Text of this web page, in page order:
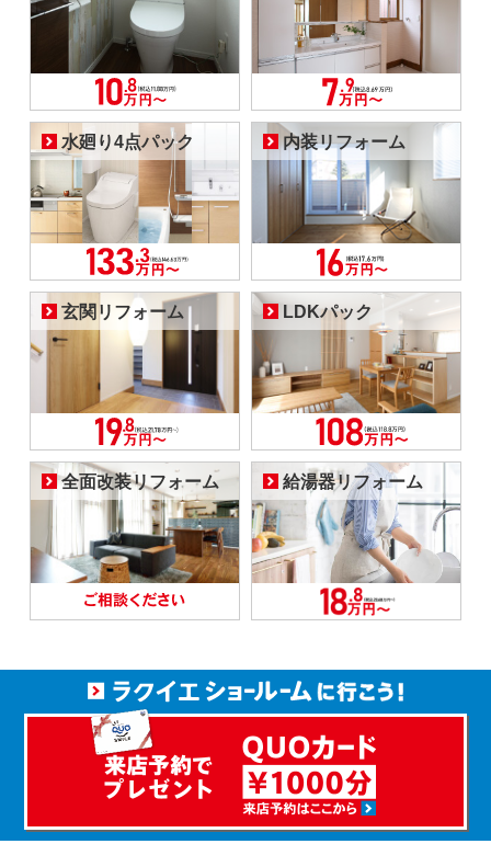
水廻り4点パック 内装リフォーム
玄関リフォーム LDKパック
全面改装リフォーム 給湯器リフォーム